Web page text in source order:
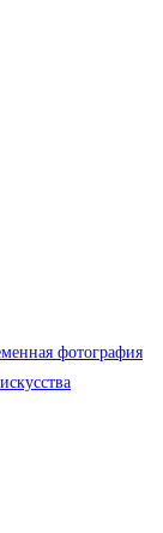
фотография